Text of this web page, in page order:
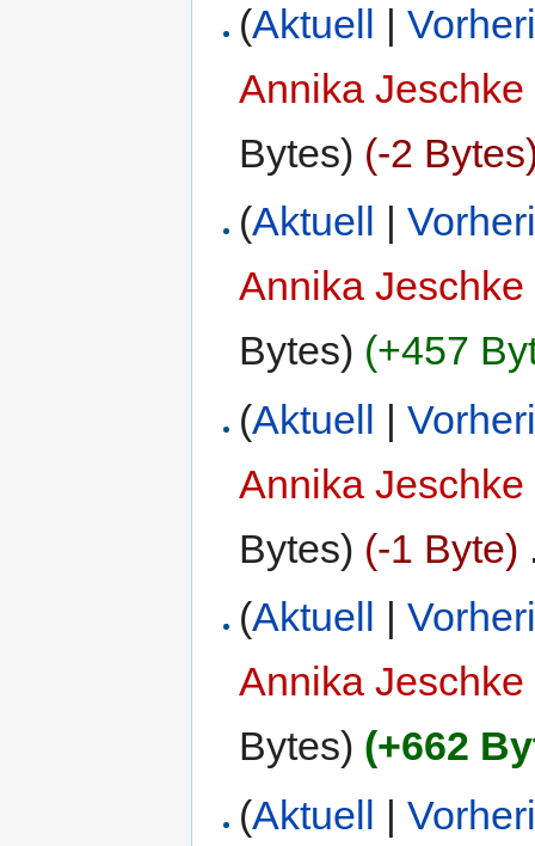
(Aktuell |
Annika Jeschke
Bytes) (-2
(Aktuell |
Annika Jeschke
Bytes) (+457
(Aktuell |
Annika Jeschke
Bytes) (-1 Byte)
(Aktuell |
Annika Jeschke
Bytes) (+662
(Aktuell |